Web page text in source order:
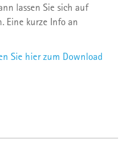
lassen Sie sich auf
Eine kurze Info an
Sie hier zum Download